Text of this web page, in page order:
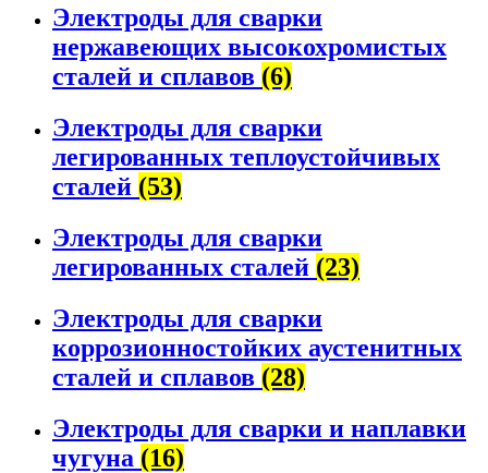
Электроды для сварки
нержавеющих высокохромистых
сталей и сплавов (6)
Электроды для сварки
легированных теплоустойчивых
сталей (53)
Электроды для сварки
легированных сталей (23)
Электроды для сварки
коррозионностойких аустенитных
сталей и сплавов (28)
Электроды для сварки и наплавки
чугуна (16)